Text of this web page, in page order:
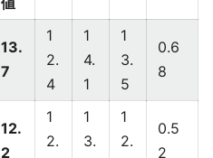
13.
7
1
2.
4
1
4.
1
1
3.
5
0.6
8
12.
2
1
2.
1
3.
1
2.
0.5
2